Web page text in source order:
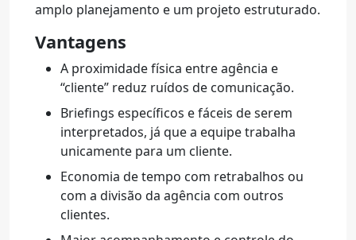
amplo planejamento e um projeto estruturado.
Vantagens
A proximidade física entre agência e
“cliente” reduz ruídos de comunicação.
Briefings específicos e fáceis de serem
interpretados, já que a equipe trabalha
unicamente para um cliente.
Economia de tempo com retrabalhos ou
com a divisão da agência com outros
clientes.